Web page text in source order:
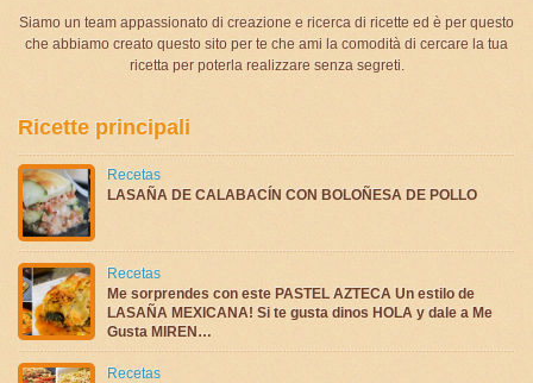
Siamo un team appassionato di creazione e ricerca di ricette ed è per questo
che abbiamo creato questo sito per te che ami la comodità di cercare la tua
ricetta per poterla realizzare senza segreti.
Ricette principali
Recetas
LASAÑA DE CALABACÍN CON BOLOÑESA DE POLLO
Recetas
Me sorprendes con este PASTEL AZTECA Un estilo de
LASAÑA MEXICANA! Si te gusta dinos HOLA y dale a Me
Gusta MIREN…
Recetas